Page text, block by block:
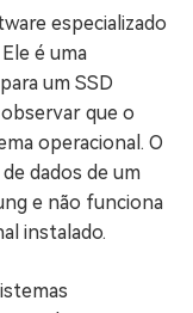
especializado
é uma
um SSD
que o
operacional. O
dados de um
e não funciona
instalado.